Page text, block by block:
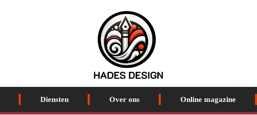
Diensten Over ons Online magazine